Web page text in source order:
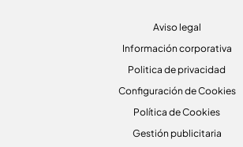
Aviso legal
Información corporativa
Politica de privacidad
Configuración de Cookies
Política de Cookies
Gestión publicitaria